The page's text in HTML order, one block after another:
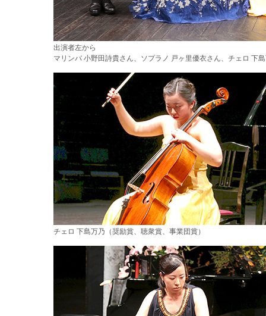
出演者左から
マリンバ 小野田詩貴さん、ソプラノ 戸ヶ里優衣さん、チェロ 下
チェロ 下島万乃（奨励賞、聴衆賞、事業団賞）